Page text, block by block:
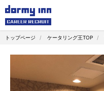
トップページ ケータリング王TOP